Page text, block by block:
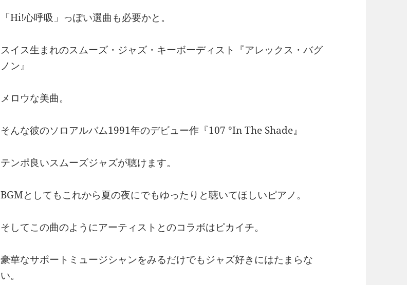
「Hi!心呼吸」っぽい選曲も必要かと。
スイス生まれのスムーズ・ジャズ・キーボーディスト『アレックス・バグ
ノン』
メロウな美曲。
そんな彼のソロアルバム1991年のデビュー作『107 °In The Shade』
テンポ良いスムーズジャズが聴けます。
BGMとしてもこれから夏の夜にでもゆったりと聴いてほしいピアノ。
そしてこの曲のようにアーティストとのコラボはピカイチ。
豪華なサポートミュージシャンをみるだけでもジャズ好きにはたまらな
い。